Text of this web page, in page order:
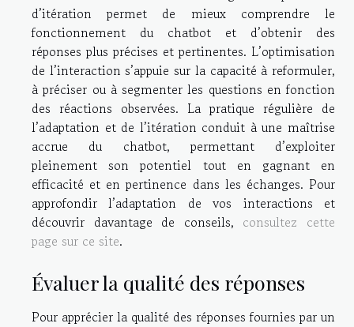
d’itération permet de mieux comprendre le
fonctionnement du chatbot et d’obtenir des
réponses plus précises et pertinentes. L’optimisation
de l’interaction s’appuie sur la capacité à reformuler,
à préciser ou à segmenter les questions en fonction
des réactions observées. La pratique régulière de
l’adaptation et de l’itération conduit à une maîtrise
accrue du chatbot, permettant d’exploiter
pleinement son potentiel tout en gagnant en
efficacité et en pertinence dans les échanges. Pour
approfondir l’adaptation de vos interactions et
découvrir davantage de conseils, consultez cette
page sur ce site.
Évaluer la qualité des réponses
Pour apprécier la qualité des réponses fournies par un